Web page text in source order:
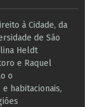
à Cidade, da
de São
Heldt
e Raquel
o
habitacionais,